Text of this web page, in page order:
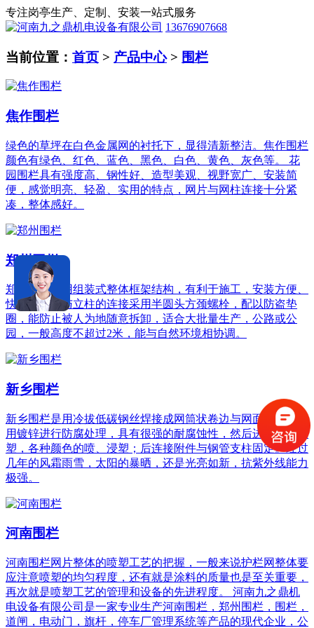
专注岗亭生产、定制、安装一站式服务
13676907668
当前位置： 首页 > 产品中心> 围栏
焦作围栏
绿色的草坪在白色金属网的衬托下，显得清新整洁。焦作围栏
颜色有绿色、红色、蓝色、黑色、白色、黄色、灰色等。 花
园围栏具有强度高、钢性好、造型美观、视野宽广、安装简
便，感觉明亮、轻盈、实用的特点，网片与网柱连接十分紧
凑，整体感好。
郑州围栏
郑州围栏采用组装式整体框架结构，有利于施工，安装方便、
快捷；网片与立柱的连接采用半圆头方颈螺栓，配以防盗垫
圈，能防止被人为地随意拆卸，适合大批量生产，公路或公
园，一般高度不超过2米，能与自然环境相协调。
新乡围栏
新乡围栏是用冷拔低碳钢丝焊接成网筒状卷边与网面一体，采
用镀锌进行防腐处理，具有很强的耐腐蚀性，然后进行喷、浸
塑，各种颜色的喷、浸塑；后连接附件与钢管支柱固定。经过
几年的风霜雨雪，太阳的暴晒，还是光亮如新，抗紫外线能力
极强。
河南围栏
河南围栏网片整体的喷塑工艺的把握，一般来说护栏网整体要
应注意喷塑的均匀程度，还有就是涂料的质量也是至关重要，
再次就是喷塑工艺的管理和设备的先进程度。 河南九之鼎机
电设备有限公司是一家专业生产河南围栏，郑州围栏，围栏，
道闸，电动门，旗杆，停车厂管理系统等产品的现代企业，公